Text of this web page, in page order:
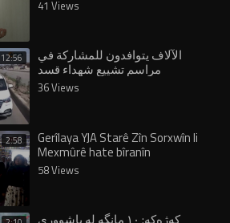
41 Views
12:56 الآلاف يتوافدون للمشاركة في
مراسم تشييع شهداء قسد
36 Views
2:58 Gerîlaya YJA Starê Zîn Sorxwîn li
Mexmûrê hate bîranîn
58 Views